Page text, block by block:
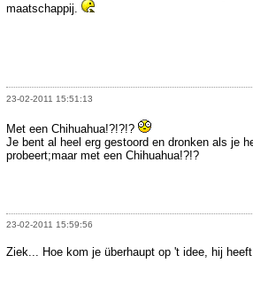
maatschappij.
23-02-2011 15:51:13
Met een Chihuahua!?!?!?
Je bent al heel erg gestoord en dronken als je
probeert;maar met een Chihuahua!?!?
23-02-2011 15:59:56
Ziek... Hoe kom je überhaupt op 't idee, hij